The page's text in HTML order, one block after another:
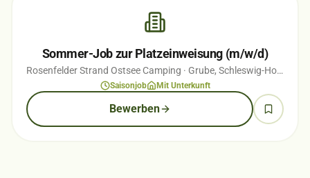
Sommer-Job zur Platzeinweisung (m/w/d)
Rosenfelder Strand Ostsee Camping · Grube, Schleswig-Holstein
Saisonjob Mit Unterkunft
Bewerben